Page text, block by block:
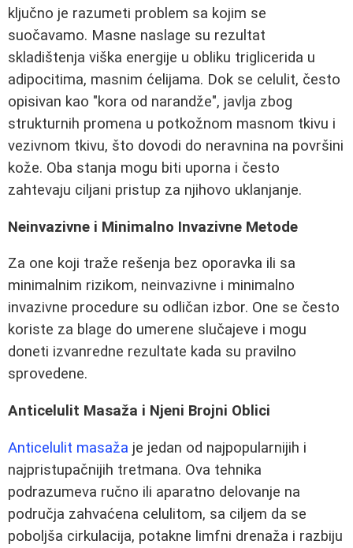
ključno je razumeti problem sa kojim se
suočavamo. Masne naslage su rezultat
skladištenja viška energije u obliku triglicerida u
adipocitima, masnim ćelijama. Dok se celulit, često
opisivan kao "kora od narandže", javlja zbog
strukturnih promena u potkožnom masnom tkivu i
vezivnom tkivu, što dovodi do neravnina na površini
kože. Oba stanja mogu biti uporna i često
zahtevaju ciljani pristup za njihovo uklanjanje.
Neinvazivne i Minimalno Invazivne Metode
Za one koji traže rešenja bez oporavka ili sa
minimalnim rizikom, neinvazivne i minimalno
invazivne procedure su odličan izbor. One se često
koriste za blage do umerene slučajeve i mogu
doneti izvanredne rezultate kada su pravilno
sprovedene.
Anticelulit Masaža i Njeni Brojni Oblici
Anticelulit masaža je jedan od najpopularnijih i
najpristupačnijih tretmana. Ova tehnika
podrazumeva ručno ili aparatno delovanje na
područja zahvaćena celulitom, sa ciljem da se
poboljša cirkulacija, potakne limfni drenaža i razbiju